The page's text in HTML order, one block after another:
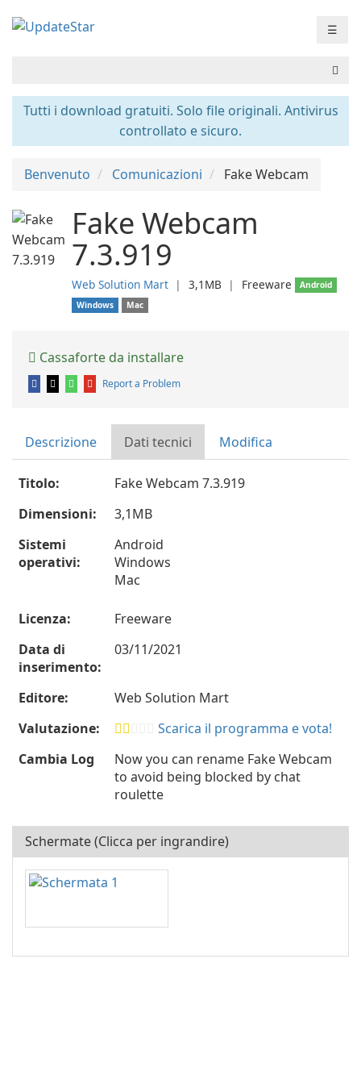
☰
Tutti i download gratuiti. Solo file originali. Antivirus
controllato e sicuro.
Benvenuto Comunicazioni Fake Webcam
Fake Webcam
7.3.919
Web Solution Mart ❘ 3,1MB ❘ Freeware
Android
Windows
Mac
Cassaforte da installare
Report a Problem
Descrizione Dati tecnici Modifica
Titolo:
Fake Webcam 7.3.919
Dimensioni:
3,1MB
Sistemi
operativi:
Android
Windows
Mac
Licenza:
Freeware
Data di
inserimento:
03/11/2021
Editore:
Web Solution Mart
Valutazione:
Scarica il programma e vota!
Cambia Log
Now you can rename Fake Webcam
to avoid being blocked by chat
roulette
Schermate (Clicca per ingrandire)